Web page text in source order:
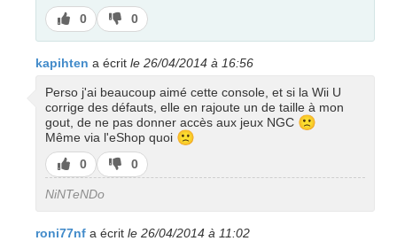
J’aime
0
J’aime
pas
0
kapihten a écrit le 26/04/2014 à 16:56
Perso j'ai beaucoup aimé cette console, et si la Wii U
corrige des défauts, elle en rajoute un de taille à mon
gout, de ne pas donner accès aux jeux NGC 🙁
Même via l'eShop quoi 🙁
J’aime
0
J’aime
pas
0
NiNTeNDo
roni77nf a écrit le 26/04/2014 à 11:02